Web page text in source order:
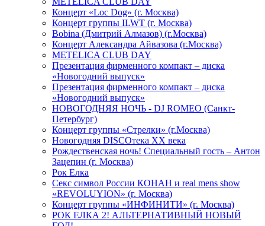
Концерт «Loc Dog» (г. Москва)
Концерт группы ILWT (г. Москва)
Bobina (Дмитрий Алмазов) (г.Москва)
Концерт Александра Айвазова (г.Москва)
METELICA CLUB DAY
Презентация фирменного компакт – диска
«Новогодний выпуск»
Презентация фирменного компакт – диска
«Новогодний выпуск»
НОВОГОДНЯЯ НОЧЬ - DJ ROMEO (Санкт-
Петербург)
Концерт группы «Стрелки» (г.Москва)
Новогодняя DISCOтека ХХ века
Рождественская ночь! Специальный гость – Антон
Зацепин (г. Москва)
Рок Елка
Секс символ России КОНАН и real mens show
«REVOLUYION» (г. Москва)
Концерт группы «ИНФИНИТИ» (г. Москва)
РОК ЕЛКА 2! АЛЬТЕРНАТИВНЫЙ НОВЫЙ